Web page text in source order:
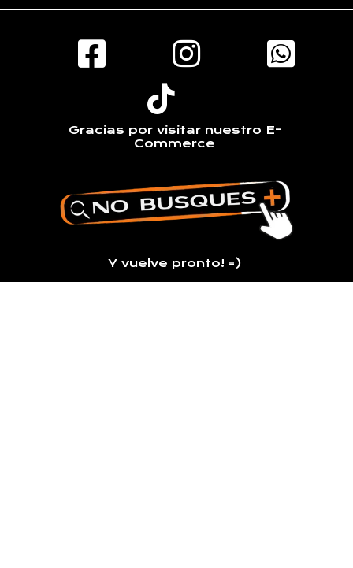
Gracias por visitar nuestro E-
Commerce
Y vuelve pronto! =)